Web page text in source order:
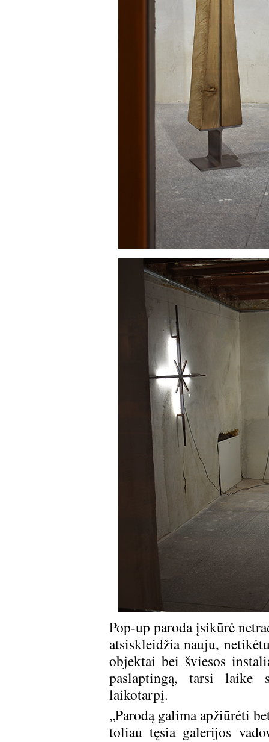
Pop-up paroda įsikūrė
atsiskleidžia nauju,
objektai bei šviesos
paslaptingą, tarsi laike
laikotarpį.
„Parodą galima apžiūrėti
toliau tęsia galerijos